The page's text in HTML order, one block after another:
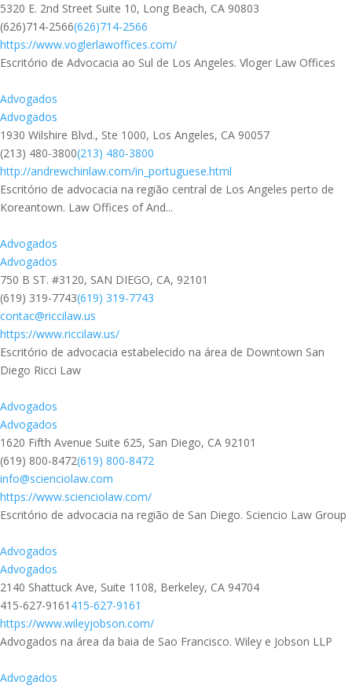
5320 E. 2nd Street Suite 10, Long Beach, CA 90803
(626)714-2566(626)714-2566
https://www.voglerlawoffices.com/
Escritório de Advocacia ao Sul de Los Angeles. Vloger Law Offices
Advogados
Advogados
1930 Wilshire Blvd., Ste 1000, Los Angeles, CA 90057
(213) 480-3800(213) 480-3800
http://andrewchinlaw.com/in_portuguese.html
Escritório de advocacia na região central de Los Angeles perto de
Koreantown. Law Offices of And...
Advogados
Advogados
750 B ST. #3120, SAN DIEGO, CA, 92101
(619) 319-7743(619) 319-7743
contac@riccilaw.us
https://www.riccilaw.us/
Escritório de advocacia estabelecido na área de Downtown San
Diego Ricci Law
Advogados
Advogados
1620 Fifth Avenue Suite 625, San Diego, CA 92101
(619) 800-8472(619) 800-8472
info@scienciolaw.com
https://www.scienciolaw.com/
Escritório de advocacia na região de San Diego. Sciencio Law Group
Advogados
Advogados
2140 Shattuck Ave, Suite 1108, Berkeley, CA 94704
415-627-9161 415-627-9161
https://www.wileyjobson.com/
Advogados na área da baia de Sao Francisco. Wiley e Jobson LLP
Advogados